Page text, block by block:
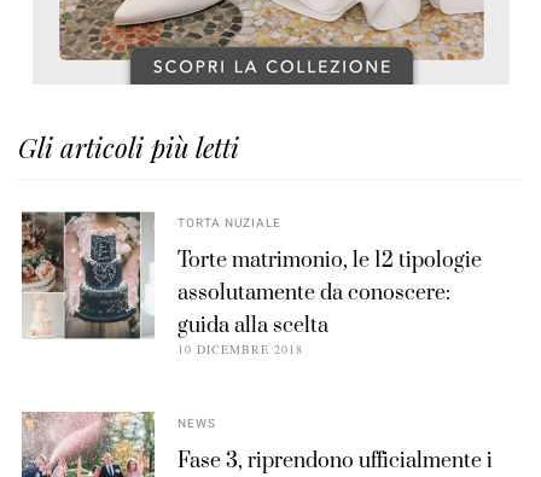
Gli articoli più letti
TORTA NUZIALE
Torte matrimonio, le 12 tipologie
assolutamente da conoscere:
guida alla scelta
10 DICEMBRE 2018
NEWS
Fase 3, riprendono ufficialmente i